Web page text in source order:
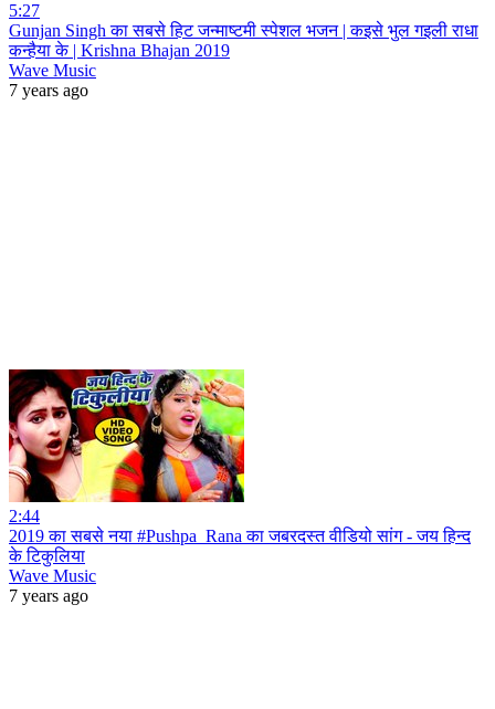
5:27
Gunjan Singh का सबसे हिट जन्माष्टमी स्पेशल भजन | कइसे भुल गइली राधा
कन्हैया के | Krishna Bhajan 2019
Wave Music
7 years ago
2:44
2019 का सबसे नया #Pushpa_Rana का जबरदस्त वीडियो सांग - जय हिन्द
के टिकुलिया
Wave Music
7 years ago